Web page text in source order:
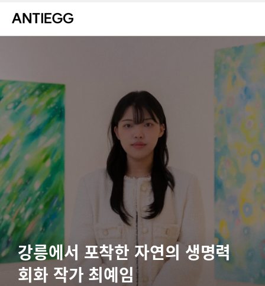
강릉에서 포착한 자연의 생명력
회화 작가 최예임